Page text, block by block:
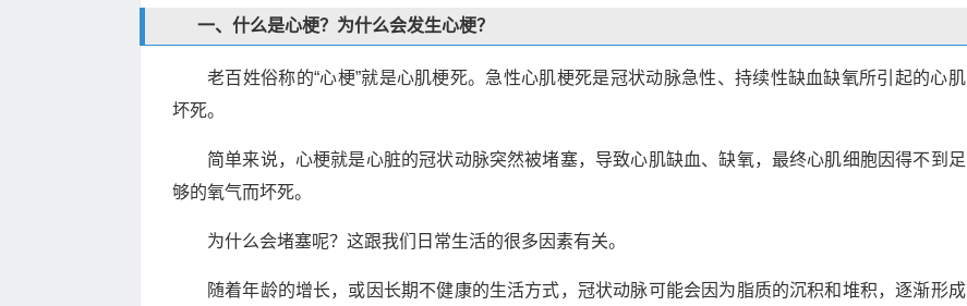
一、什么是心梗？为什么会发生心梗？
老百姓俗称的“心梗”就是心肌梗死。急性心肌梗死是冠状动脉急性、持续性缺血缺氧所引起的心肌
坏死。
简单来说，心梗就是心脏的冠状动脉突然被堵塞，导致心肌缺血、缺氧，最终心肌细胞因得不到足
够的氧气而坏死。
为什么会堵塞呢？这跟我们日常生活的很多因素有关。
随着年龄的增长，或因长期不健康的生活方式，冠状动脉可能会因为脂质的沉积和堆积，逐渐形成